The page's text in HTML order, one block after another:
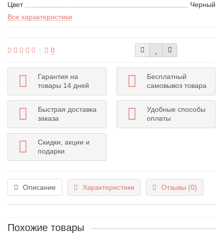
Цвет
Черный
Все характеристики
0
Гарантия на
товары 14 дней
Бесплатный
самовывоз товара
Быстрая доставка
заказа
Удобные способы
оплаты
Скидки, акции и
подарки
Описание Характеристики Отзывы (0)
Похожие товары